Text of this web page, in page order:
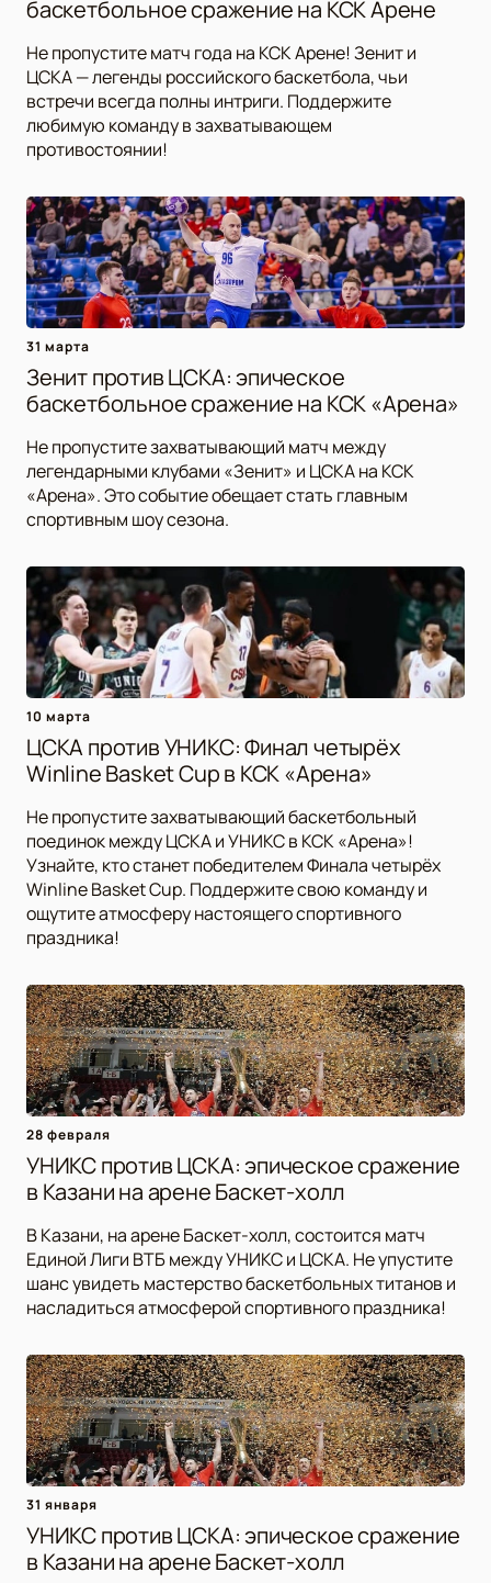
баскетбольное сражение на КСК Арене
Не пропустите матч года на КСК Арене! Зенит и
ЦСКА — легенды российского баскетбола, чьи
встречи всегда полны интриги. Поддержите
любимую команду в захватывающем
противостоянии!
31 марта
Зенит против ЦСКА: эпическое
баскетбольное сражение на КСК «Арена»
Не пропустите захватывающий матч между
легендарными клубами «Зенит» и ЦСКА на КСК
«Арена». Это событие обещает стать главным
спортивным шоу сезона.
10 марта
ЦСКА против УНИКС: Финал четырёх
Winline Basket Cup в КСК «Арена»
Не пропустите захватывающий баскетбольный
поединок между ЦСКА и УНИКС в КСК «Арена»!
Узнайте, кто станет победителем Финала четырёх
Winline Basket Cup. Поддержите свою команду и
ощутите атмосферу настоящего спортивного
праздника!
28 февраля
УНИКС против ЦСКА: эпическое сражение
в Казани на арене Баскет-холл
В Казани, на арене Баскет-холл, состоится матч
Единой Лиги ВТБ между УНИКС и ЦСКА. Не упустите
шанс увидеть мастерство баскетбольных титанов и
насладиться атмосферой спортивного праздника!
31 января
УНИКС против ЦСКА: эпическое сражение
в Казани на арене Баскет-холл